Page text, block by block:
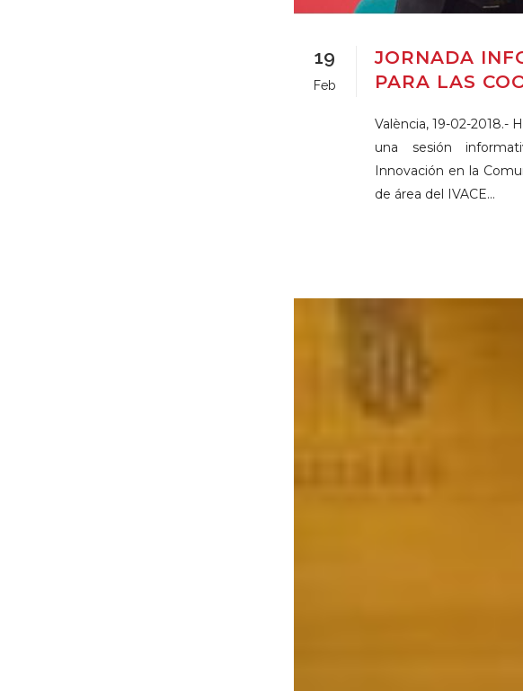
19
Feb
JORNADA
PARA LAS
València, 19-02-2018.-
una sesión
Innovación en la
de área del IVACE...